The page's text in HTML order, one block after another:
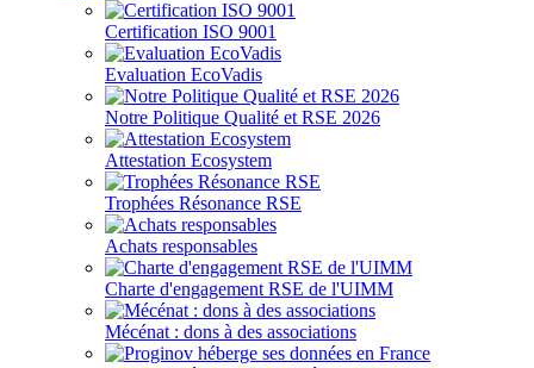
Certification ISO 9001
Evaluation EcoVadis
Notre Politique Qualité et RSE 2026
Attestation Ecosystem
Trophées Résonance RSE
Achats responsables
Charte d'engagement RSE de l'UIMM
Mécénat : dons à des associations